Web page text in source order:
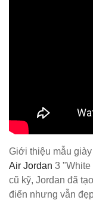
Giới thiệu mẫu
Air Jordan 3
cũ kỹ, Jordan đã
điển nhưng vẫn